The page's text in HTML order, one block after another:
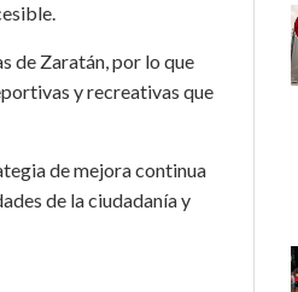
de Zaratán, por lo que
y recreativas que
de mejora continua
de la ciudadanía y